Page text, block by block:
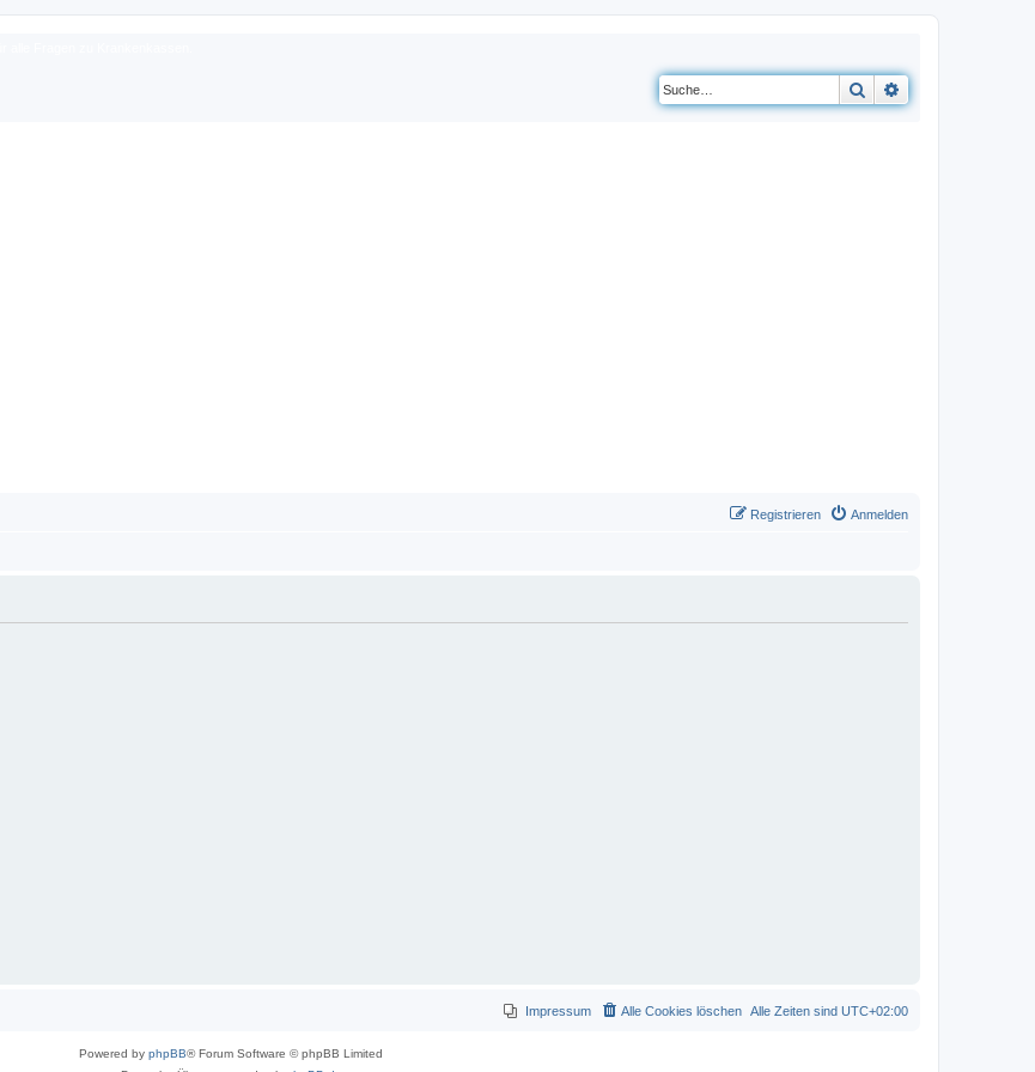
Suche
Anmelden
Registrieren
Alle Zeiten sind UTC+02:00
Alle Cookies löschen
Impressum
Powered by phpBB® Forum Software © phpBB Limited